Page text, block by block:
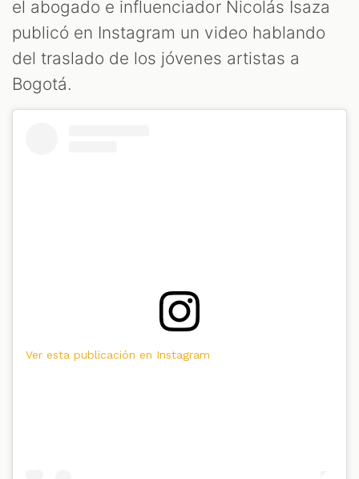
el abogado e influenciador Nicolás Isaza
publicó en Instagram un video hablando
del traslado de los jóvenes artistas a
Bogotá.
Ver esta publicación en Instagram